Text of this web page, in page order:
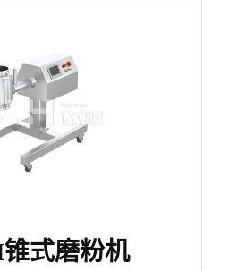
式磨粉机